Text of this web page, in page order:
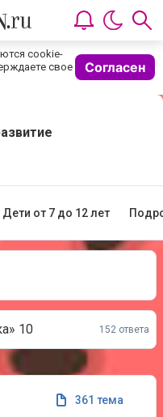
cookie-
свое
Согласен
Дети от 7 до 12 лет
10 152 ответа
361 тема